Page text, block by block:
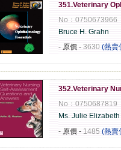
351.Veterinary
No：0750673966
Bruce H. Grahn
- 原價 - 3630 (熱賣
352.Veterinary
No：0750687819
Ms. Julie
- 原價 - 1485 (熱賣